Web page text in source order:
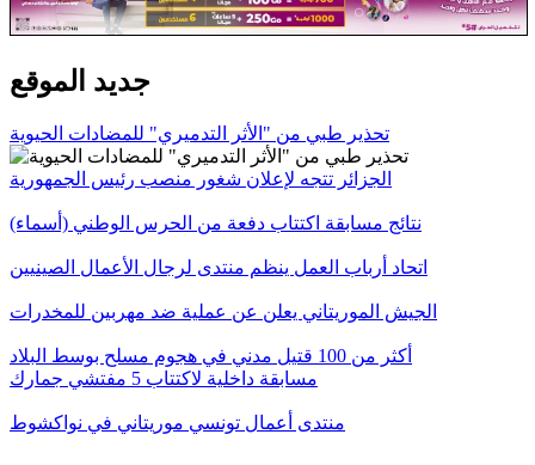
جديد الموقع
تحذير طبي من "الأثر التدميري" للمضادات الحيوية
الجزائر تتجه لإعلان شغور منصب رئيس الجمهورية
نتائج مسابقة اكتتاب دفعة من الحرس الوطني (أسماء)
اتحاد أرباب العمل ينظم منتدى لرجال الأعمال الصينيين
الجيش الموريتاني يعلن عن عملية ضد مهربين للمخدرات
أكثر من 100 قتيل مدني في هجوم مسلح بوسط البلاد
مسابقة داخلية لاكتتاب 5 مفتشي جمارك
منتدى أعمال تونسي موريتاني في نواكشوط